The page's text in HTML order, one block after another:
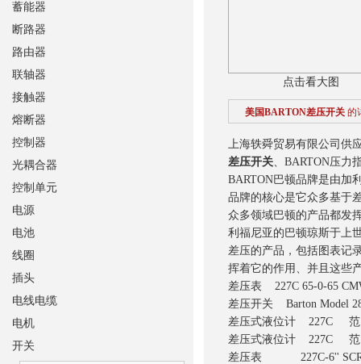
点击看大图
美国BARTON差压开关 的
上海轶舜贸易有限公司供
差压开关、BARTON压力
BARTON巴顿品牌是由加
品牌的核心是它众多基于
众多领域巴顿的产品都发
利福尼亚的巴顿琼斯于上
差压的产品，包括图表记
挥着它的作用、并且这些
差压表 227C 65-0-65
差压开关 Barton Model
差压式液位计 227C 范
差压式液位计 227C 范
差压表 227C-6'' SCR-
蓄能器
断路器
路由器
联轴器
接触器
熔断器
控制器
光耦合器
控制单元
电源
电池
线圈
插头
电线电缆
电机
开关